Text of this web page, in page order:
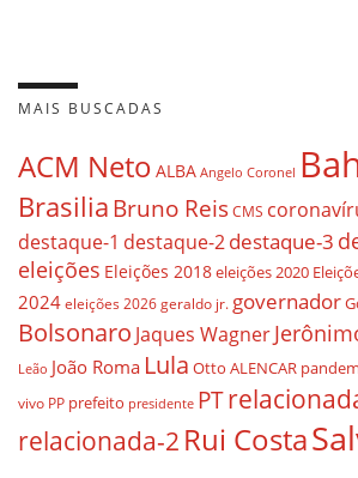
MAIS BUSCADAS
ACM Neto ALBA Angelo Coronel
BrasiliaBruno ReisCMS
destaque-1 destaque-2destaque-3
eleições Eleições 2018eleições 2020
2024 eleições 2026 geraldo jr. governador
Bolsonaro Jaques Wagner
Leão João Roma Lula Otto ALENCAR
vivo PP prefeito presidente PT
relacionada-2 Rui Costa